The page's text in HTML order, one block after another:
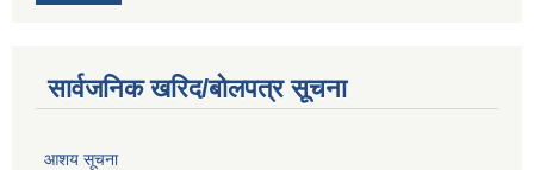
सार्वजनिक खरिद/बोलपत्र सूचना
आशय सूचना